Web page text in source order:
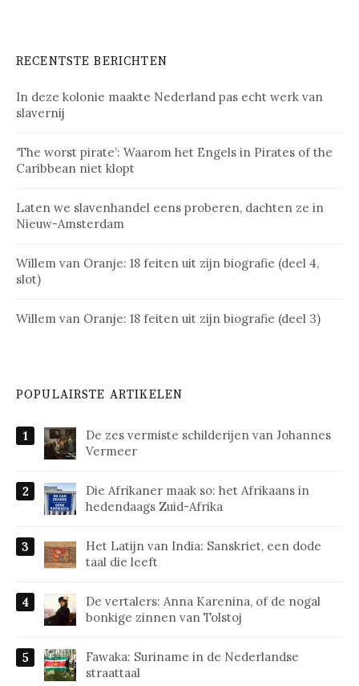
RECENTSTE BERICHTEN
In deze kolonie maakte Nederland pas echt werk van
slavernij
‘The worst pirate’: Waarom het Engels in Pirates of the
Caribbean niet klopt
Laten we slavenhandel eens proberen, dachten ze in
Nieuw-Amsterdam
Willem van Oranje: 18 feiten uit zijn biografie (deel 4,
slot)
Willem van Oranje: 18 feiten uit zijn biografie (deel 3)
POPULAIRSTE ARTIKELEN
De zes vermiste schilderijen van Johannes
Vermeer
Die Afrikaner maak so: het Afrikaans in
hedendaags Zuid-Afrika
Het Latijn van India: Sanskriet, een dode
taal die leeft
De vertalers: Anna Karenina, of de nogal
bonkige zinnen van Tolstoj
Fawaka: Suriname in de Nederlandse
straattaal